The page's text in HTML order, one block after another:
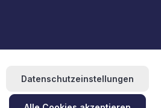
Datenschutzeinstellungen